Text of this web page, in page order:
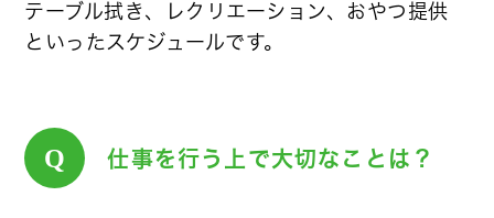
テーブル拭き、レクリエーション、おやつ提供
といったスケジュールです。
Q 仕事を行う上で大切なことは？